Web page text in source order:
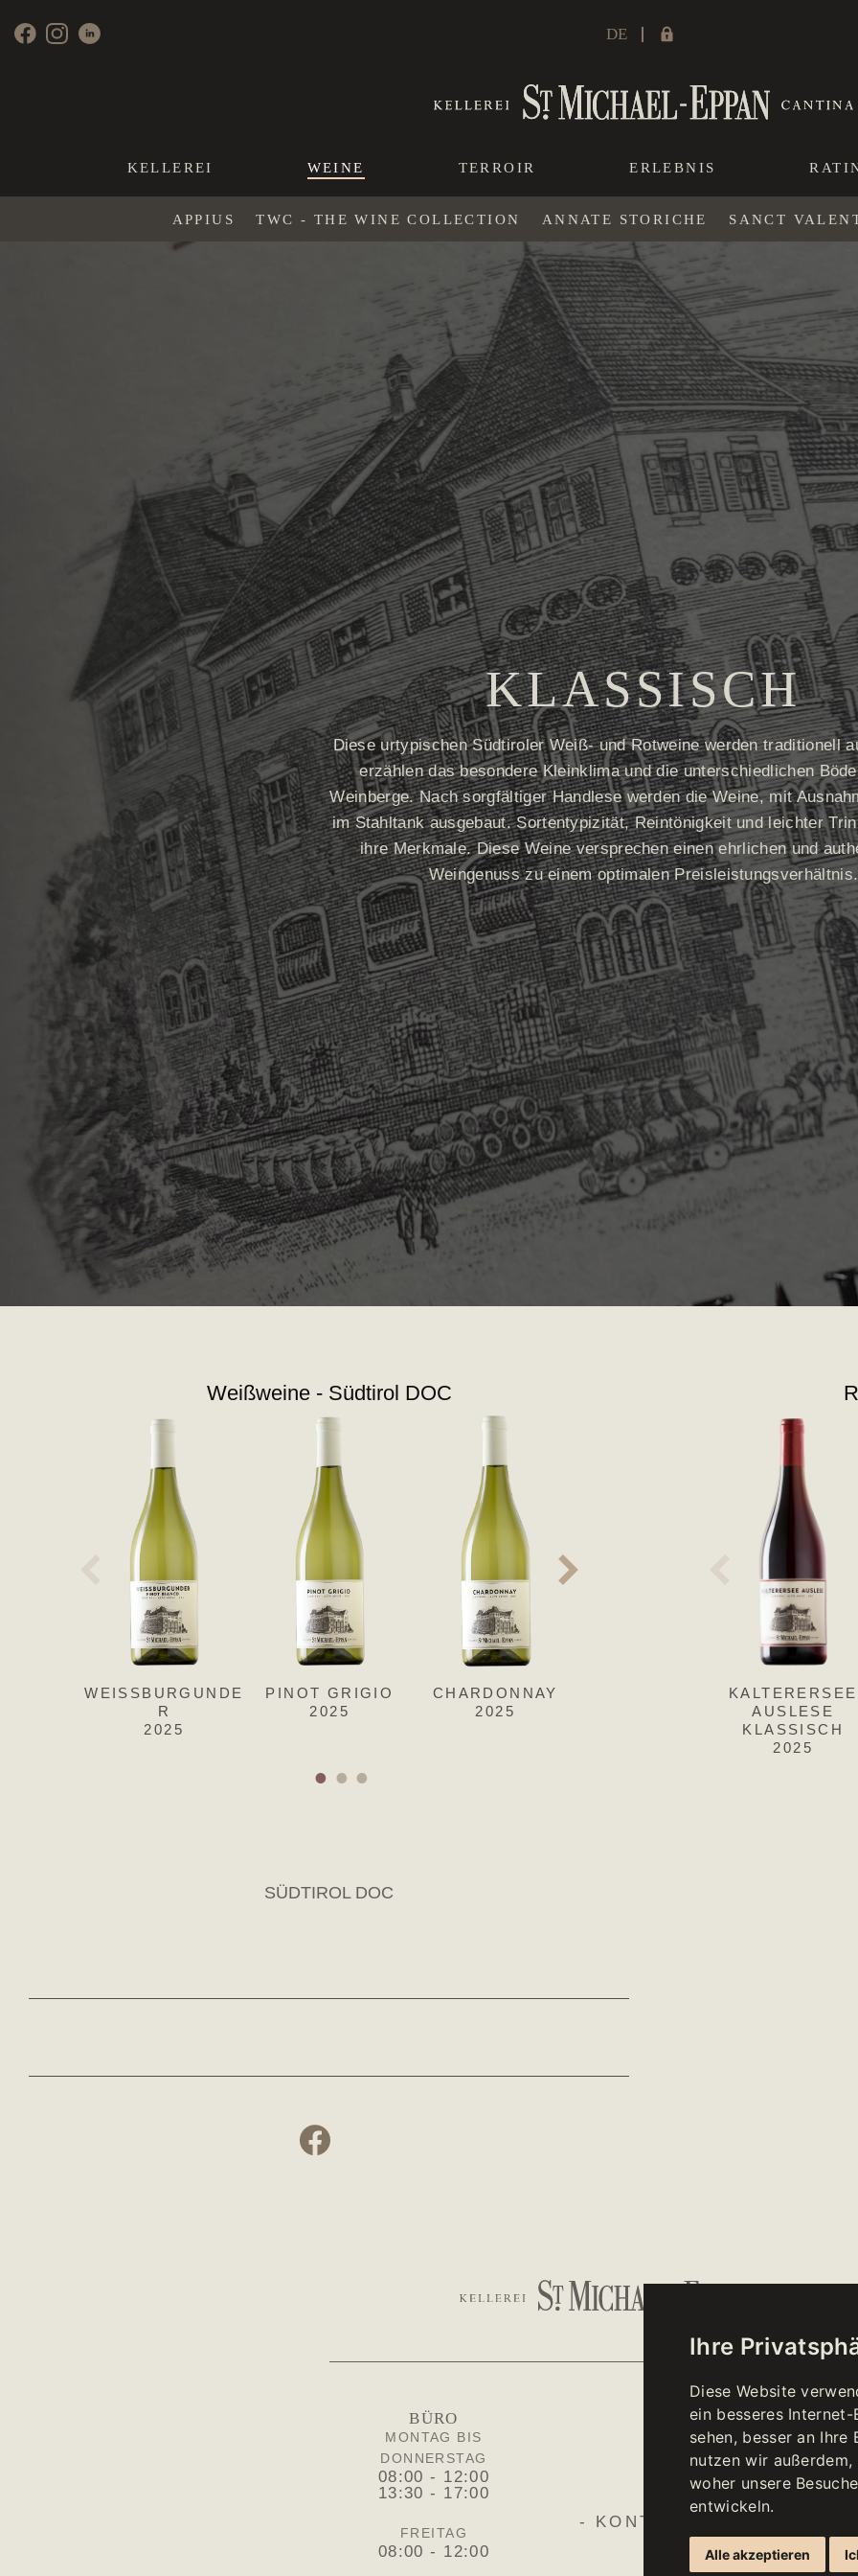
Ihre
Diese Website
ein besseres
sehen, besser an Ihre
nutzen wir außerdem,
woher unsere
entwickeln.
Alle akzeptieren
DE
KELLEREI WEINE TERROIR ERLEBNIS
APPIUS TWC - THE WINE COLLECTION ANNATE STORICHE SANCT
KLASSISCH
Diese urtypischen Südtiroler Weiß- und Rotweine werden traditionell
erzählen das besondere Kleinklima und die unterschiedlichen
Weinberge. Nach sorgfältiger Handlese werden die Weine, mit
im Stahltank ausgebaut. Sortentypizität, Reintönigkeit und leichter
ihre Merkmale. Diese Weine versprechen einen ehrlichen und
Weingenuss zu einem optimalen Preisleistungsverhältnis.
Weißweine - Südtirol DOC
WEISSBURGUNDE
R
2025
PINOT GRIGIO
2025
CHARDONNAY
2025
R
2025
KALTERERSEE
AUSLESE
KLASSISCH
2025
SÜDTIROL DOC
BÜRO
MONTAG BIS
DONNERSTAG
08:00 - 12:00
13:30 - 17:00
FREITAG
08:00 - 12:00
- KONTAKT -
MONTAG
10:00
Sonn-